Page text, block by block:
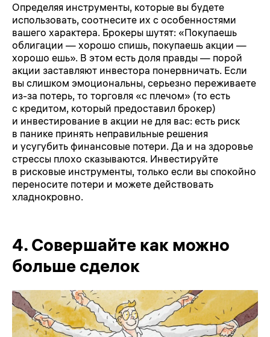
Определяя инструменты, которые вы будете
использовать, соотнесите их с особенностями
вашего характера. Брокеры шутят: «Покупаешь
облигации — хорошо спишь, покупаешь акции —
хорошо ешь». В этом есть доля правды — порой
акции заставляют инвестора понервничать. Если
вы слишком эмоциональны, серьезно переживаете
из-за потерь, то торговля «с плечом» (то есть
с кредитом, который предоставил брокер)
и инвестирование в акции не для вас: есть риск
в панике принять неправильные решения
и усугубить финансовые потери. Да и на здоровье
стрессы плохо сказываются. Инвестируйте
в рисковые инструменты, только если вы спокойно
переносите потери и можете действовать
хладнокровно.
4. Совершайте как можно
больше сделок